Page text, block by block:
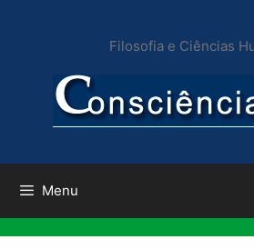
conteúdo
Filosofia e Ciências
Menu